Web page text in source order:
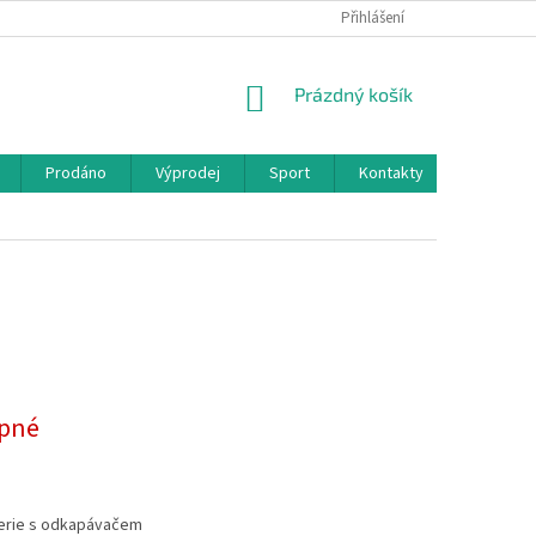
Přihlášení
NÁKUPNÍ
Prázdný košík
Prodáno Výprodej Sport
Kontakty
s odkapávačem